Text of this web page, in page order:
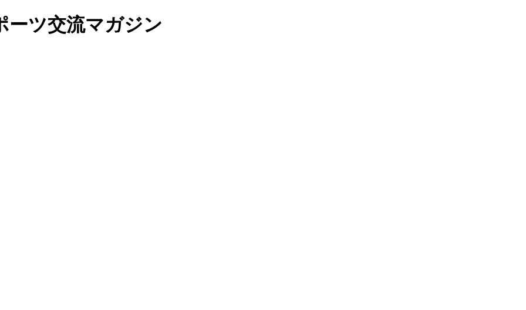
ーツ交流マガジン